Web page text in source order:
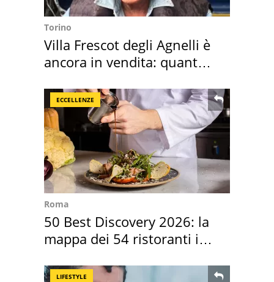
Torino
Villa Frescot degli Agnelli è
ancora in vendita: quanto
ECCELLENZE
Roma
50 Best Discovery 2026: la
mappa dei 54 ristoranti in
LIFESTYLE